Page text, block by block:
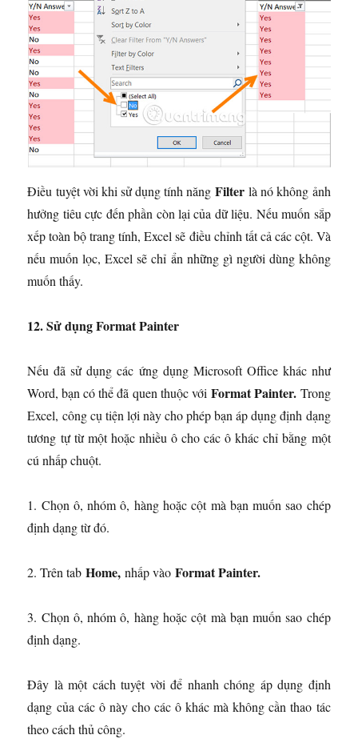
Điều tuyệt vời khi sử dụng tính năngFilter là nó không ảnh
hưởng tiêu cực đến phần còn lại của dữ liệu. Nếu muốn sắp
xếp toàn bộ trang tính, Excel sẽ điều chỉnh tất cả các cột. Và
nếu muốn lọc, Excel sẽ chỉ ẩn những gì người dùng không
muốn thấy.
12. Sử dụng Format Painter
Nếu đã sử dụng các ứng dụng Microsoft Office khác như
Word, bạn có thể đã quen thuộc với Format Painter.Trong
Excel, công cụ tiện lợi này cho phép bạn áp dụng định dạng
tương tự từ một hoặc nhiều ô cho các ô khác chỉ bằng một
cú nhấp chuột.
1. Chọn ô, nhóm ô, hàng hoặc cột mà bạn muốn sao chép
định dạng từ đó.
2. Trên tabHome, nhấp vàoFormat Painter.
3. Chọn ô, nhóm ô, hàng hoặc cột mà bạn muốn sao chép
định dạng.
Đây là một cách tuyệt vời để nhanh chóng áp dụng định
dạng của các ô này cho các ô khác mà không cần thao tác
theo cách thủ công.